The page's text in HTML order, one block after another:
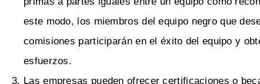
este modo, los miembros del equipo negro que
comisiones participarán en el éxito del equipo y
esfuerzos.
Las empresas pueden ofrecer certificaciones o